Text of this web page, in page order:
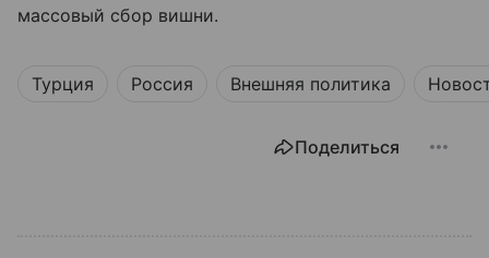
массовый сбор вишни.
Турция Россия Внешняя политика
Поделиться